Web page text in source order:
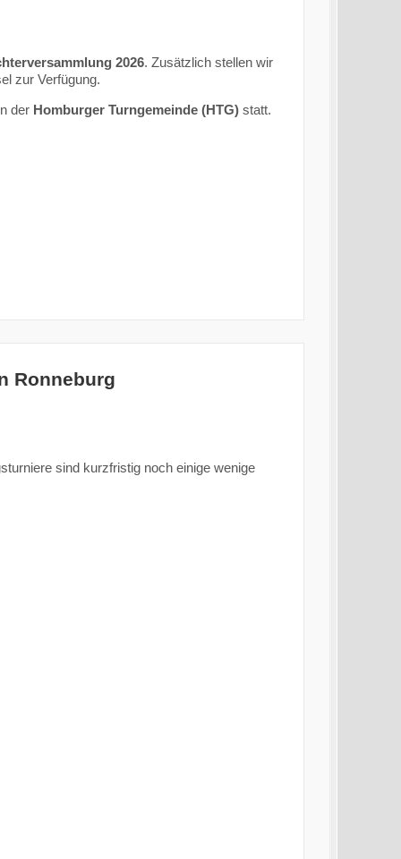
2026. Zusätzlich stellen wir
zur Verfügung.
der Homburger Turngemeinde (HTG)statt.
Ronneburg
sind kurzfristig noch einige wenige